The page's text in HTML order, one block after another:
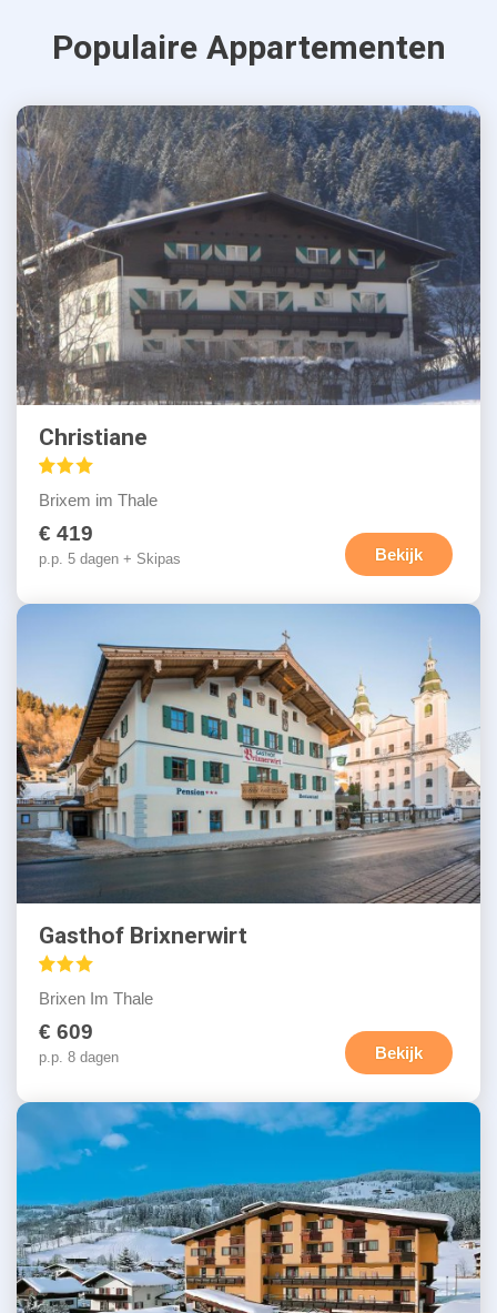
Populaire Appartementen
Christiane
Brixem im Thale
€ 419
p.p. 5 dagen + Skipas Bekijk
Gasthof Brixnerwirt
Brixen Im Thale
€ 609
p.p. 8 dagen Bekijk